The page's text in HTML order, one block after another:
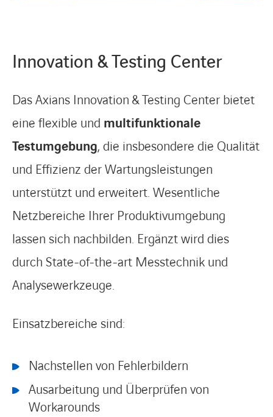
Innovation & Testing Center
Das Axians Innovation & Testing Center bietet
eine flexible und multifunktionale
Testumgebung, die insbesondere die Qualität
und Effizienz der Wartungsleistungen
unterstützt und erweitert. Wesentliche
Netzbereiche Ihrer Produktivumgebung
lassen sich nachbilden. Ergänzt wird dies
durch State-of-the-art Messtechnik und
Analysewerkzeuge.
Einsatzbereiche sind:
Nachstellen von Fehlerbildern
Ausarbeitung und Überprüfen von
Workarounds